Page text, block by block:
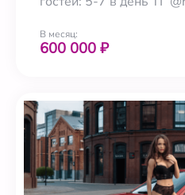
В месяц:
600 000 ₽